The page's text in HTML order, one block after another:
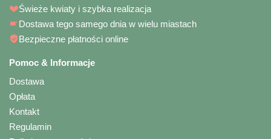
Świeże kwiaty i szybka realizacja
Dostawa tego samego dnia w wielu miastach
Bezpieczne płatności online
Pomoc & Informacje
Dostawa
Opłata
Kontakt
Regulamin